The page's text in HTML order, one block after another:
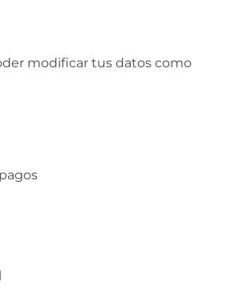
modificar tus datos como